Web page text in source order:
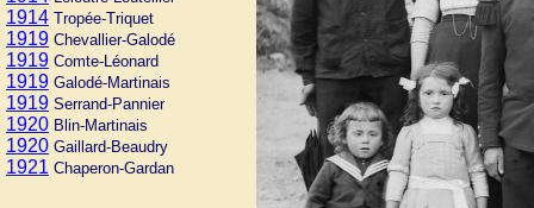
1914 Tropée-Triquet
1919 Chevallier-Galodé
1919 Comte-Léonard
1919 Galodé-Martinais
1919 Serrand-Pannier
1920 Blin-Martinais
1920 Gaillard-Beaudry
1921 Chaperon-Gardan